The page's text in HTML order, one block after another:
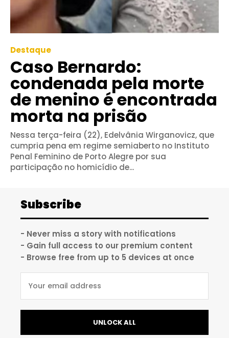
Destaque
Caso Bernardo:
condenada pela morte
de menino é encontrada
morta na prisão
Nessa terça-feira (22), Edelvânia Wirganovicz, que
cumpria pena em regime semiaberto no Instituto
Penal Feminino de Porto Alegre por sua
participação no homicídio de...
Subscribe
- Never miss a story with notifications
- Gain full access to our premium content
- Browse free from up to 5 devices at once
UNLOCK ALL